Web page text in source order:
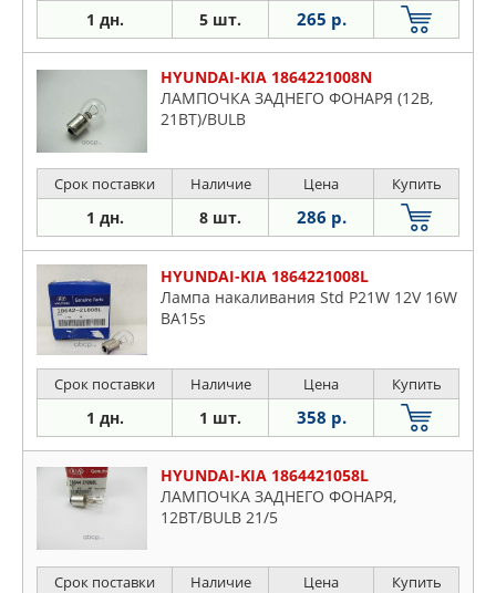
1 дн. 5 шт. 265 р.
HYUNDAI-KIA 1864221008N
ЛАМПОЧКА ЗАДНЕГО ФОНАРЯ (12В,
21ВТ)/BULB
Срок поставки Наличие Цена Купить
1 дн. 8 шт. 286 р.
HYUNDAI-KIA 1864221008L
Лампа накаливания Std P21W 12V 16W
BA15s
Срок поставки Наличие Цена Купить
1 дн. 1 шт. 358 р.
HYUNDAI-KIA 1864421058L
ЛАМПОЧКА ЗАДНЕГО ФОНАРЯ,
12ВТ/BULB 21/5
Срок поставки Наличие Цена Купить